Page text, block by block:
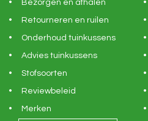
Bezorgen en afhalen
Retourneren en ruilen
Onderhoud tuinkussens
Advies tuinkussens
Stofsoorten
Reviewbeleid
Merken